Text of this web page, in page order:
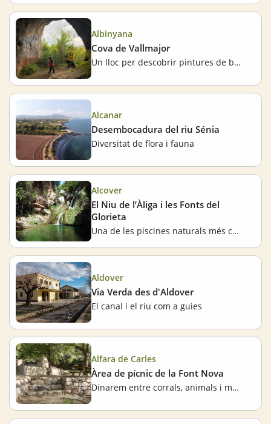
Albinyana
Cova de Vallmajor
Un lloc per descobrir pintures de bronze
Alcanar
Desembocadura del riu Sénia
Diversitat de flora i fauna
Alcover
El Niu de l’Àliga i les Fonts del
Glorieta
Una de les piscines naturals més conegudes
Aldover
Via Verda des d'Aldover
El canal i el riu com a guies
Alfara de Carles
Àrea de pícnic de la Font Nova
Dinarem entre corrals, animals i marges de pedra seca